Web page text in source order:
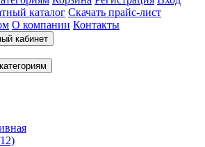
каталог Скачать прайс-лист
О компании Контакты
кабинет